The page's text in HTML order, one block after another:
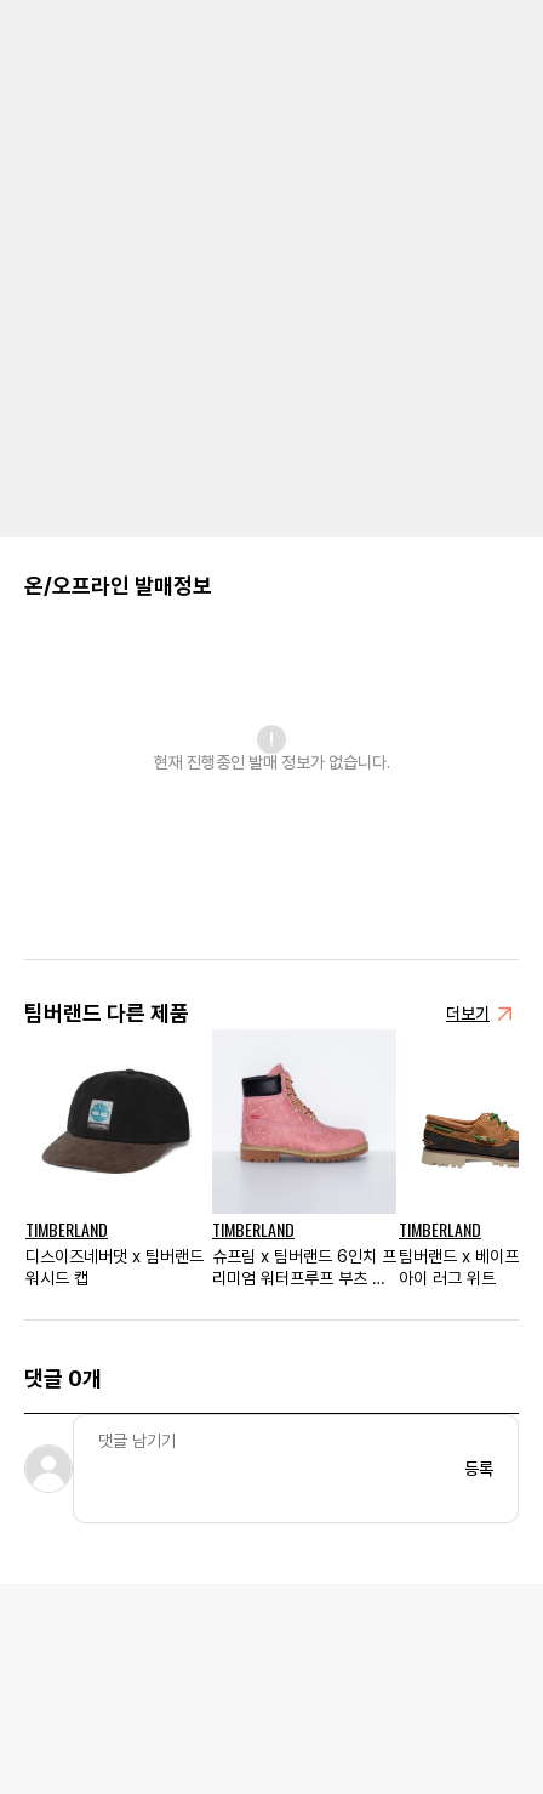
온/오프라인 발매정보
현재 진행중인 발매 정보가 없습니다.
팀버랜드 다른 제품 더보기
TIMBERLAND
디스이즈네버댓 x 팀버랜드
워시드 캡
TIMBERLAND
슈프림 x 팀버랜드 6인치 프
리미엄 워터프루프 부츠 핑
TIMBERLAND
팀버랜드 x 베이프
아이 러그 위트
댓글 0개
등록